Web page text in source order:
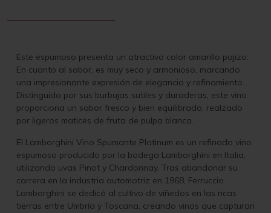
Este espumoso presenta un atractivo color amarillo pajizo.
En cuanto al sabor, es muy seco y armonioso, marcando
una impresionante expresión de elegancia y refinamiento.
Distinguido por sus burbujas sutiles y duraderas, este vino
proporciona un sabor fresco y bien equilibrado, realzado
por ligeros matices de fruta de pulpa blanca.
El Lamborghini Vino Spumante Platinum es un refinado vino
espumoso producido por la bodega Lamborghini en Italia,
utilizando uvas Pinot y Chardonnay. Tras abandonar su
carrera en la industria automotriz en 1968, Ferruccio
Lamborghini se dedicó al cultivo de viñedos en las ricas
tierras entre Umbría y Toscana, creando vinos que capturan